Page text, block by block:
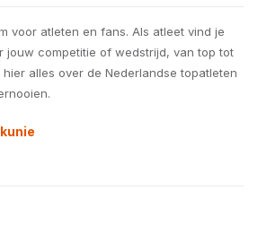
voor atleten en fans. Als atleet vind je
jouw competitie of wedstrijd, van top tot
alles over de Nederlandse topatleten